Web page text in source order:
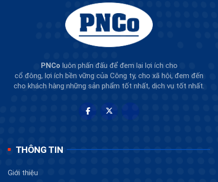
PNCo luôn phấn đấu để đem lại lợi ích cho
cổ đông, lợi ích bền vững của Công ty, cho xã hội, đem đến
cho khách hàng những sản phẩm tốt nhất, dịch vụ tốt nhất.
THÔNG TIN
Giới thiệu